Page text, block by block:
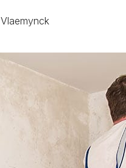
Vlaemynck